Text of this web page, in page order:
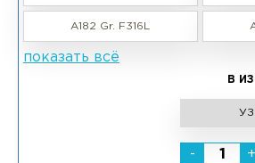
A182 Gr. F316L
показать всё
В
- +